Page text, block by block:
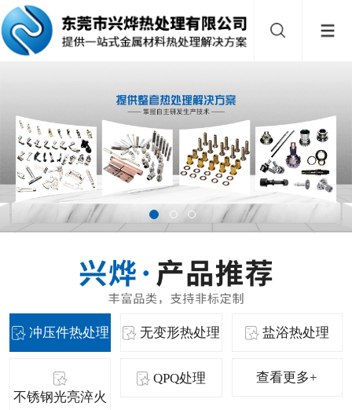
冲压件热处理 无变形热处理 盐浴热处理
不锈钢光亮淬火
QPQ处理 查看更多+